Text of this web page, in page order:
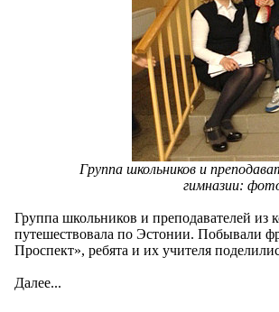
Группа школьников и
гимназии:
Группа школьников и преподавателей
путешествовала по Эстонии. Побывали
Проспект», ребята и их учителя
Далее...